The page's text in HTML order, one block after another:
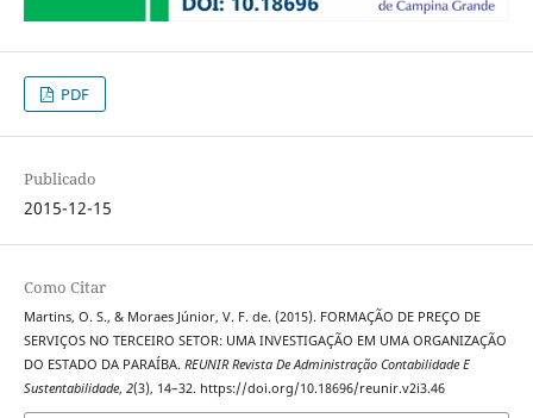
PDF
Publicado
2015-12-15
Como Citar
Martins, O. S., & Moraes Júnior, V. F. de. (2015). FORMAÇÃO DE PREÇO DE
SERVIÇOS NO TERCEIRO SETOR: UMA INVESTIGAÇÃO EM UMA ORGANIZAÇÃO
DO ESTADO DA PARAÍBA. REUNIR Revista De Administração Contabilidade E
Sustentabilidade, 2(3), 14–32. https://doi.org/10.18696/reunir.v2i3.46